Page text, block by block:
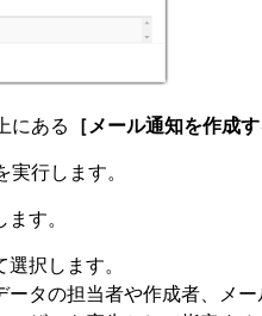
にある ［メール通知を作成す
行します。
す。
択します。
タの担当者や作成者、メ